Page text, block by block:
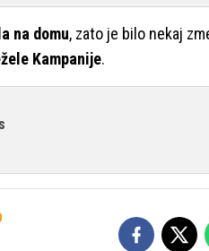
na domu, zato je bilo nekaj
Kampanije.